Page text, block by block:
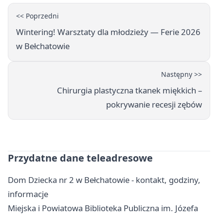
<< Poprzedni
Wintering! Warsztaty dla młodzieży — Ferie 2026
w Bełchatowie
Następny >>
Chirurgia plastyczna tkanek miękkich –
pokrywanie recesji zębów
Przydatne dane teleadresowe
Dom Dziecka nr 2 w Bełchatowie - kontakt, godziny,
informacje
Miejska i Powiatowa Biblioteka Publiczna im. Józefa